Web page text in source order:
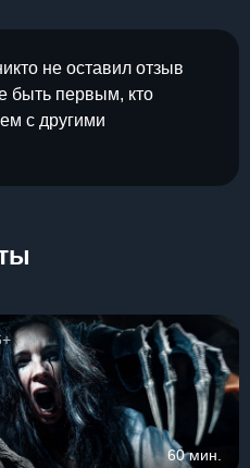
не оставил отзыв
быть первым, кто
с другими
60 мин.